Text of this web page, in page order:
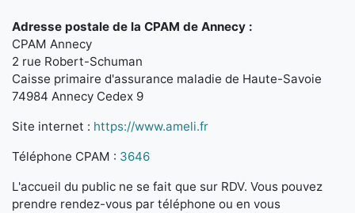
Adresse postale de la CPAM de Annecy :
CPAM Annecy
2 rue Robert-Schuman
Caisse primaire d'assurance maladie de Haute-Savoie
74984 Annecy Cedex 9
Site internet : https://www.ameli.fr
Téléphone CPAM : 3646
L'accueil du public ne se fait que sur RDV. Vous pouvez
prendre rendez-vous par téléphone ou en vous